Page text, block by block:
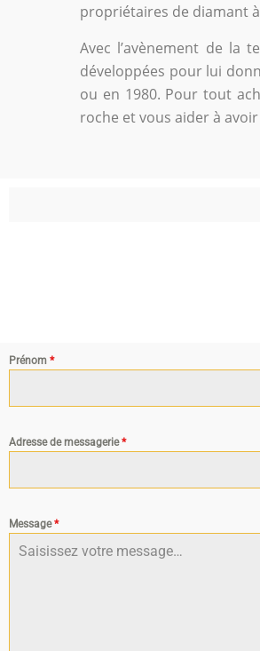
propriétaires de diamant
Avec l’avènement de la
développées pour lui
ou en 1980. Pour tout
roche et vous aider à
Prénom *
Adresse de messagerie*
Message*